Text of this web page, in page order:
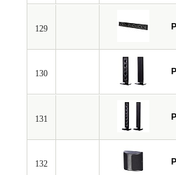
129
130
131
132